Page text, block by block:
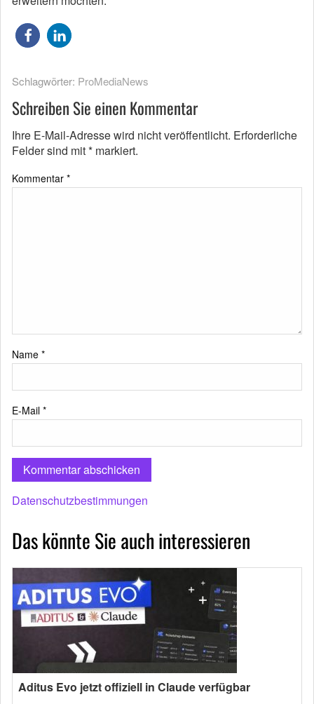
Schlagwörter: ProMediaNews
Schreiben Sie einen Kommentar
Ihre E-Mail-Adresse wird nicht veröffentlicht. Erforderliche
Felder sind mit* markiert.
Kommentar *
Name *
E-Mail *
Datenschutzbestimmungen
Das könnte Sie auch interessieren
Aditus Evo jetzt offiziell in Claude verfügbar